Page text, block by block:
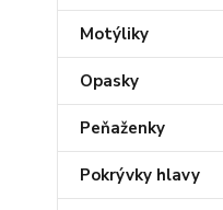
Motýliky
Opasky
Peňaženky
Pokrývky hlavy